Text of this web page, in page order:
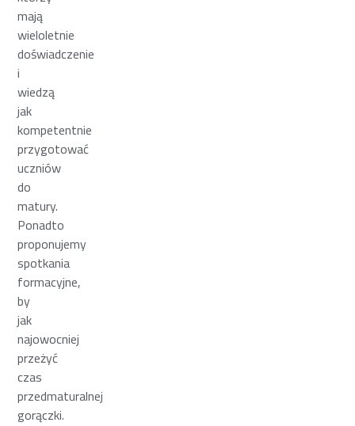
mają
wieloletnie
doświadczenie
i
wiedzą
jak
kompetentnie
przygotować
uczniów
do
matury.
Ponadto
proponujemy
spotkania
formacyjne,
by
jak
najowocniej
przeżyć
czas
przedmaturalnej
gorączki.